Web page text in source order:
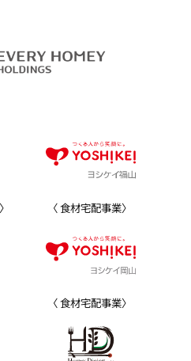
食材宅配事業
食材宅配事業